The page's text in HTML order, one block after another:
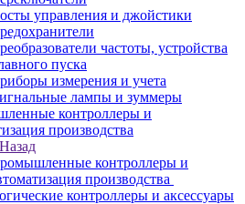
управления и джойстики
частоты, устройства
пуска
измерения и учета
лампы и зуммеры
контроллеры и
производства
Назад
контроллеры и
производства
контроллеры и аксессуары